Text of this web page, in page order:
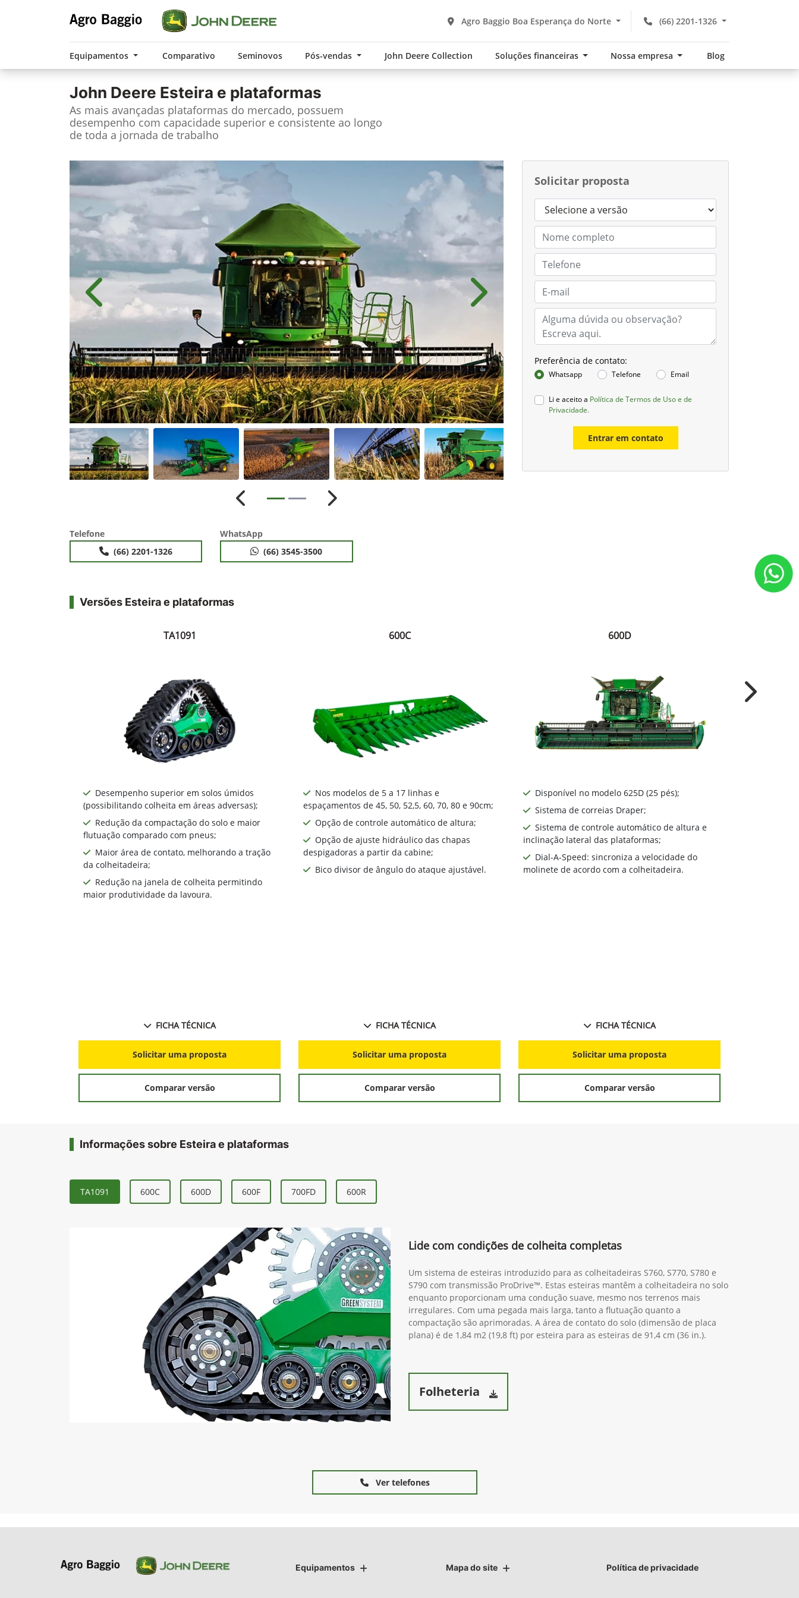
(66) 2201-1326
Agro Baggio Boa Esperança do Norte
Equipamentos Comparativo Seminovos Pós-vendas John Deere Collection Soluções financeiras Nossa empresa Blog
John Deere Esteira e plataformas
As mais avançadas plataformas do mercado, possuem
desempenho com capacidade superior e consistente ao longo
de toda a jornada de trabalho
Solicitar proposta
Preferência de contato:
Whatsapp Telefone Email
Li e aceito a Política de Termos de Uso e de
Privacidade.
Entrar em contato
Anterior Próximo
Anterior Próximo
Telefone
(66) 2201-1326
WhatsApp
(66) 3545-3500
Versões Esteira e plataformas
TA1091
Desempenho superior em solos úmidos
(possibilitando colheita em áreas adversas);
Redução da compactação do solo e maior
flutuação comparado com pneus;
Maior área de contato, melhorando a tração
da colheitadeira;
Redução na janela de colheita permitindo
maior produtividade da lavoura.
FICHA TÉCNICA
Solicitar uma proposta
Comparar versão
600C
Nos modelos de 5 a 17 linhas e
espaçamentos de 45, 50, 52,5, 60, 70, 80 e 90cm;
Opção de controle automático de altura;
Opção de ajuste hidráulico das chapas
despigadoras a partir da cabine;
Bico divisor de ângulo do ataque ajustável.
FICHA TÉCNICA
Solicitar uma proposta
Comparar versão
600D
Disponível no modelo 625D (25 pés);
Sistema de correias Draper;
Sistema de controle automático de altura e
inclinação lateral das plataformas;
Dial-A-Speed: sincroniza a velocidade do
molinete de acordo com a colheitadeira.
FICHA TÉCNICA
Solicitar uma proposta
Comparar versão
Next
Informações sobre Esteira e plataformas
TA1091 600C 600D 600F 700FD 600R
Lide com condições de colheita completas
Um sistema de esteiras introduzido para as colheitadeiras S760, S770, S780 e
S790 com transmissão ProDrive™. Estas esteiras mantêm a colheitadeira no solo
enquanto proporcionam uma condução suave, mesmo nos terrenos mais
irregulares. Com uma pegada mais larga, tanto a flutuação quanto a
compactação são aprimoradas. A área de contato do solo (dimensão de placa
plana) é de 1,84 m2 (19,8 ft) por esteira para as esteiras de 91,4 cm (36 in.).
Folheteria
Ver telefones
Equipamentos Mapa do site Política de privacidade